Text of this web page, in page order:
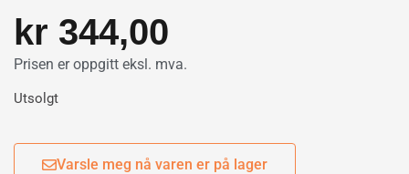
kr 344,00
Prisen er oppgitt eksl. mva.
Utsolgt
Varsle meg nå varen er på lager